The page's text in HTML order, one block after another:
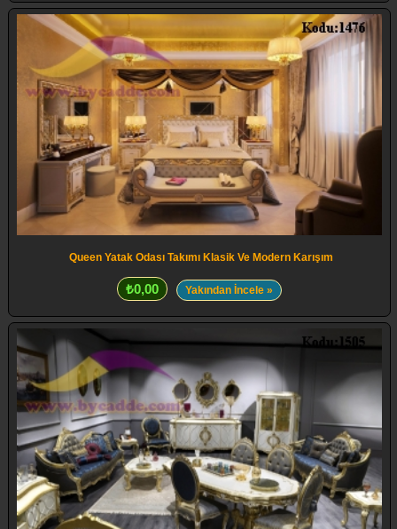
Queen Yatak Odası Takımı Klasik Ve Modern Karışım
₺0,00 Yakından İncele »